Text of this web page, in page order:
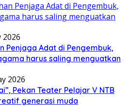
2026
Penjaga Adat di Pengembuk,
harus saling menguatkan
2026
Pekan Teater Pelajar V NTB
generasi muda